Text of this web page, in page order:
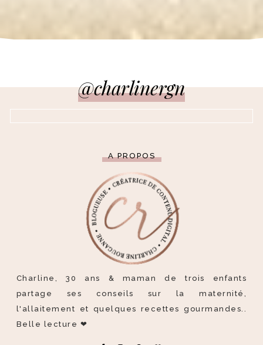
@charlinergn
A PROPOS
Charline, 30 ans & maman de trois enfants
partage ses conseils sur la maternité,
l'allaitement et quelques recettes gourmandes..
Belle lecture ❤